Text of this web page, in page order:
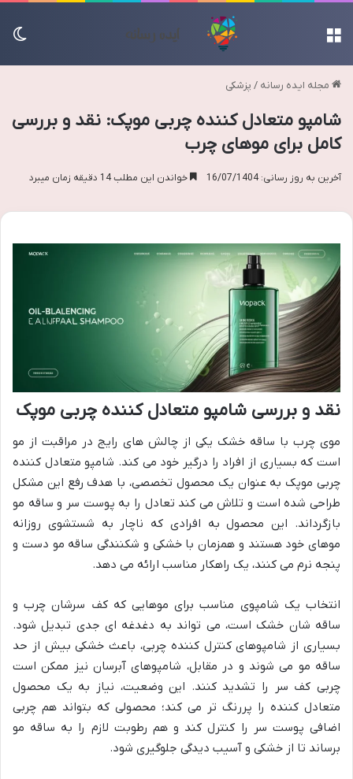
مجله ایده رسانه / پزشکی
شامپو متعادل کننده چربی موپک: نقد و بررسی
کامل برای موهای چرب
آخرین به روز رسانی: 16/07/1404 خواندن این مطلب 14 دقیقه زمان میبرد
نقد و بررسی شامپو متعادل کننده چربی موپک
موی چرب با ساقه خشک یکی از چالش های رایج در مراقبت از مو
است که بسیاری از افراد را درگیر خود می کند. شامپو متعادل کننده
چربی موپک به عنوان یک محصول تخصصی، با هدف رفع این مشکل
طراحی شده است و تلاش می کند تعادل را به پوست سر و ساقه مو
بازگرداند. این محصول به افرادی که ناچار به شستشوی روزانه
موهای خود هستند و همزمان با خشکی و شکنندگی ساقه مو دست و
پنجه نرم می کنند، یک راهکار مناسب ارائه می دهد.
انتخاب یک شامپوی مناسب برای موهایی که کف سرشان چرب و
ساقه شان خشک است، می تواند به دغدغه ای جدی تبدیل شود.
بسیاری از شامپوهای کنترل کننده چربی، باعث خشکی بیش از حد
ساقه مو می شوند و در مقابل، شامپوهای آبرسان نیز ممکن است
چربی کف سر را تشدید کنند. این وضعیت، نیاز به یک محصول
متعادل کننده را پررنگ تر می کند؛ محصولی که بتواند هم چربی
اضافی پوست سر را کنترل کند و هم رطوبت لازم را به ساقه مو
برساند تا از خشکی و آسیب دیدگی جلوگیری شود.